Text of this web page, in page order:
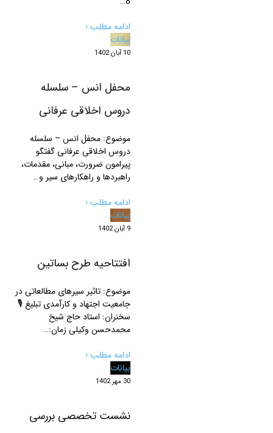
ادامه مطلب ‹
بیانات
10 آبان 1402
محفل انس – سلسله
دروس اخلاقی عرفانی
موضوع: محفل انس – سلسله
دروس اخلاقی عرفانی گفتگو
پیرامون ضرورت، مبانی، مقدمات،
راهبردها و راهکارهای سیر و…
ادامه مطلب ‹
بیانات
9 آبان 1402
افتتاحیه طرح بساتین
موضوع: تاثیر سیرهای مطالعاتی در
جامعیت اجتهاد و کارآمدی تبلیغ 🎙
سخنران: استاد حاج شیخ
محمدحسن وکیلی زمان:…
ادامه مطلب ‹
بیانات
30 مهر 1402
نشست تخصصی بررسی